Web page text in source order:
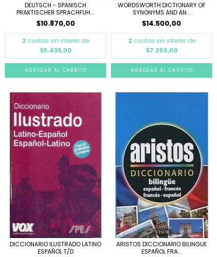
DEUTSCH - SPANISCH
PRAKTISCHER SPRACHFUH...
$10.870,00
2 cuotas sin interés de
$5.435,00
WORDSWORTH DICTIONARY OF
SYNONYMS AND AN...
$14.500,00
2 cuotas sin interés de
$7.250,00
DICCIONARIO ILUSTRADO LATINO
ESPAÑOL T/D
ARISTOS DICCIONARIO BILINGUE
ESPAÑOL FRA...